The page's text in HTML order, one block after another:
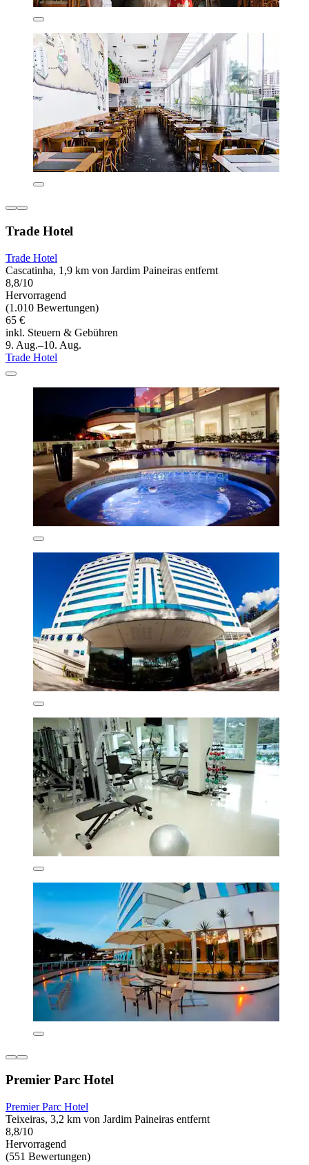
Trade Hotel
Trade Hotel
Cascatinha, 1,9 km von Jardim Paineiras entfernt
8,8/10
Hervorragend
(1.010 Bewertungen)
65 €
inkl. Steuern & Gebühren
9. Aug.–10. Aug.
Trade Hotel
Premier Parc Hotel
Premier Parc Hotel
Teixeiras, 3,2 km von Jardim Paineiras entfernt
8,8/10
Hervorragend
(551 Bewertungen)